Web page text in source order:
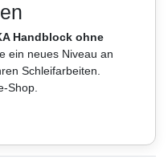
Handblock ohne
ein neues Niveau an
Schleifarbeiten.
Shop.